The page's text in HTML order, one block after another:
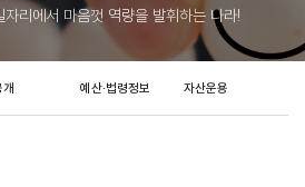
리에서 마음껏 역량을 발휘하는 나라!
개 예산·법령정보 자산운용